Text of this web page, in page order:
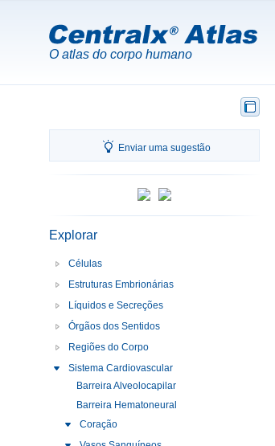
O atlas do corpo humano
Enviar uma sugestão
Explorar
Células
Estruturas Embrionárias
Líquidos e Secreções
Órgãos dos Sentidos
Regiões do Corpo
Sistema Cardiovascular
Barreira Alveolocapilar
Barreira Hematoneural
Coração